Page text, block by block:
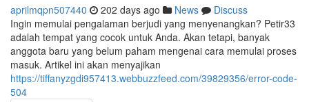
aprilmqpn507440 202 days ago News
Discuss
Ingin memulai pengalaman berjudi yang menyenangkan? Petir33
adalah tempat yang cocok untuk Anda. Akan tetapi, banyak
anggota baru yang belum paham mengenai cara memulai proses
masuk. Artikel ini akan menyajikan
https://tiffanyzgdi957413.webbuzzfeed.com/39829356/error-code-
504